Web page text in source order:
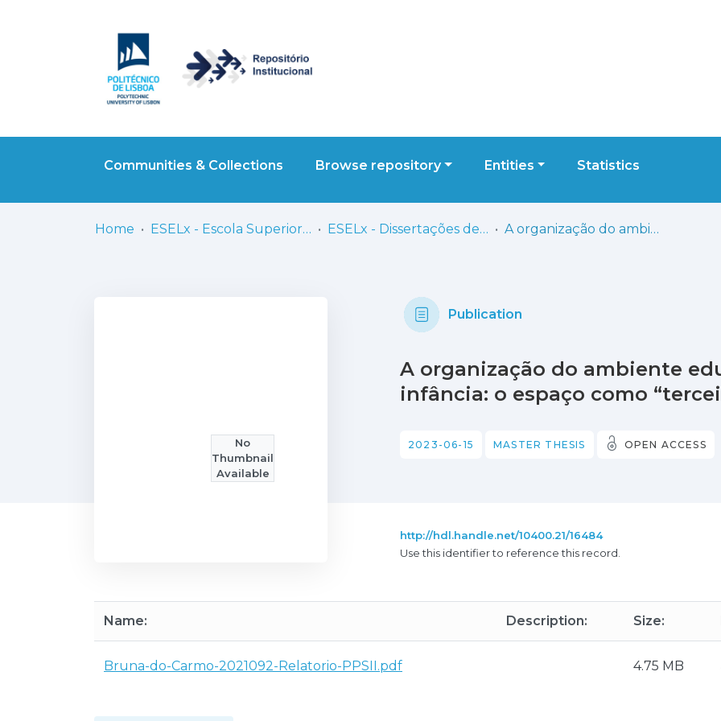
Communities & Collections Browse repository Entities Statistics
Home ESELx - Escola Superior de Educação de Lisboa ESELx - Dissertações de Mestrado A organização do ambiente educativo em jardim de infância: o espaço como “terceiro educador”
No
Thumbnail
Available
Publication
A organização do ambiente
infância: o espaço como
2023-06-15 MASTER THESIS OPEN ACCESS
http://hdl.handle.net/10400.21/16484
Use this identifier to reference this record.
Name: Description: Size:
Bruna-do-Carmo-2021092-Relatorio-PPSII.pdf 4.75 MB